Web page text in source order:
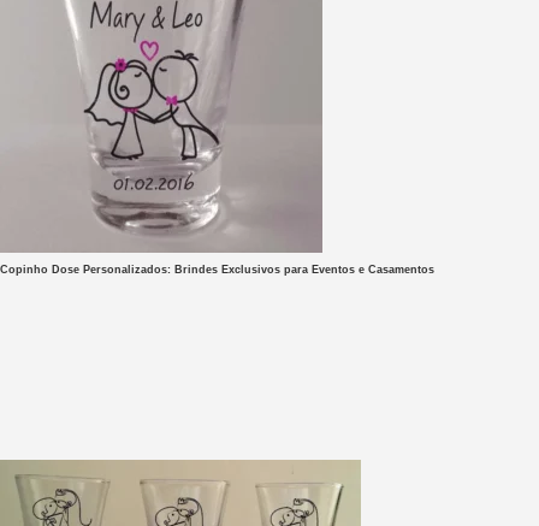
Copinho Dose Personalizados: Brindes Exclusivos para Eventos e Casamentos